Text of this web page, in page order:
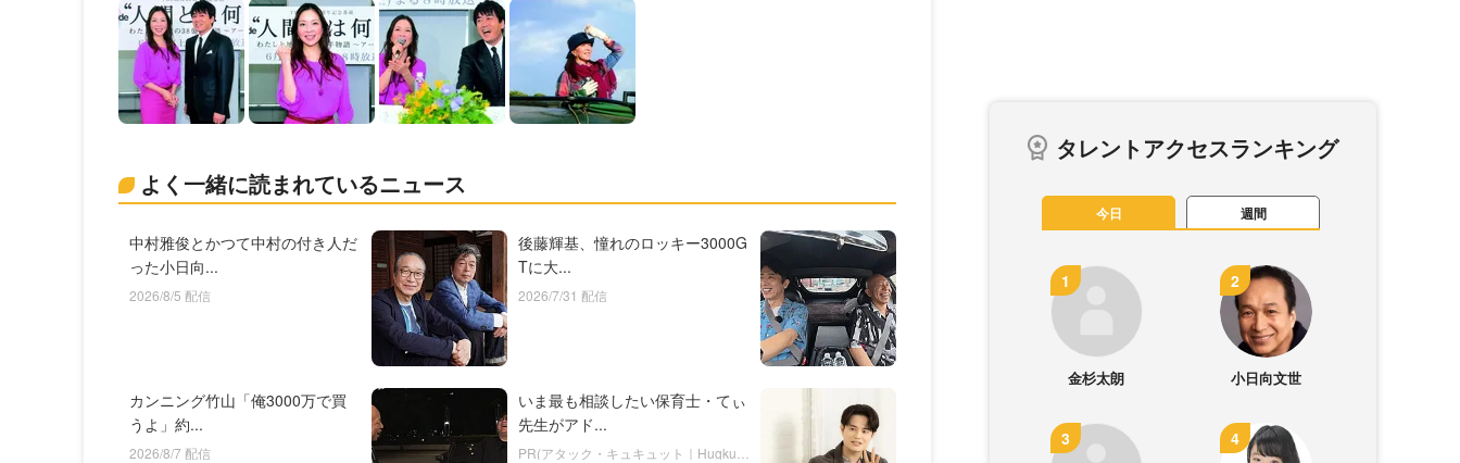
よく一緒に読まれているニュース
中村雅俊とかつて中村の付き人だ
った小日向...
2026/8/5 配信
後藤輝基、憧れのロッキー3000G
Tに大...
2026/7/31 配信
カンニング竹山「俺3000万で買
うよ」約...
2026/8/7 配信
いま最も相談したい保育士・てぃ
先生がアド...
タレントアクセスランキング
今日 週間
金杉太朗 小日向文世